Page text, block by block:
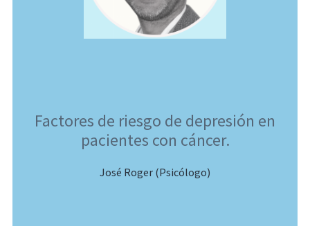
Factores de riesgo de depresión en
pacientes con cáncer.
José Roger (Psicólogo)